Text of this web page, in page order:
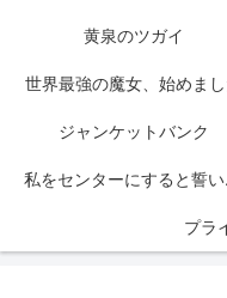
黄泉のツガイ
世界最強の魔女、始めまし
ジャンケットバンク
私を
プラ